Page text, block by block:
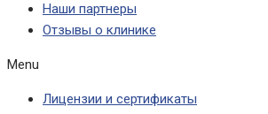
Наши партнеры
Отзывы о клинике
Menu
Лицензии и сертификаты